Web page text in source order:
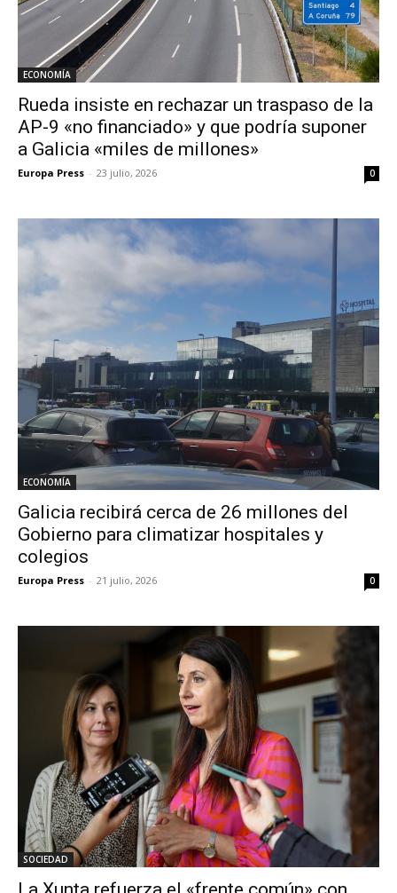
ECONOMÍA
Rueda insiste en rechazar un traspaso de la
AP-9 «no financiado» y que podría suponer
a Galicia «miles de millones»
Europa Press - 23 julio, 2026 0
ECONOMÍA
Galicia recibirá cerca de 26 millones del
Gobierno para climatizar hospitales y
colegios
Europa Press - 21 julio, 2026 0
SOCIEDAD